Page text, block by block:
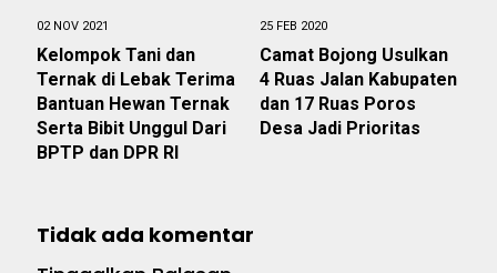
02 NOV 2021
Kelompok Tani dan
Ternak di Lebak Terima
Bantuan Hewan Ternak
Serta Bibit Unggul Dari
BPTP dan DPR RI
25 FEB 2020
Camat Bojong Usulkan
4 Ruas Jalan Kabupaten
dan 17 Ruas Poros
Desa Jadi Prioritas
Tidak ada komentar